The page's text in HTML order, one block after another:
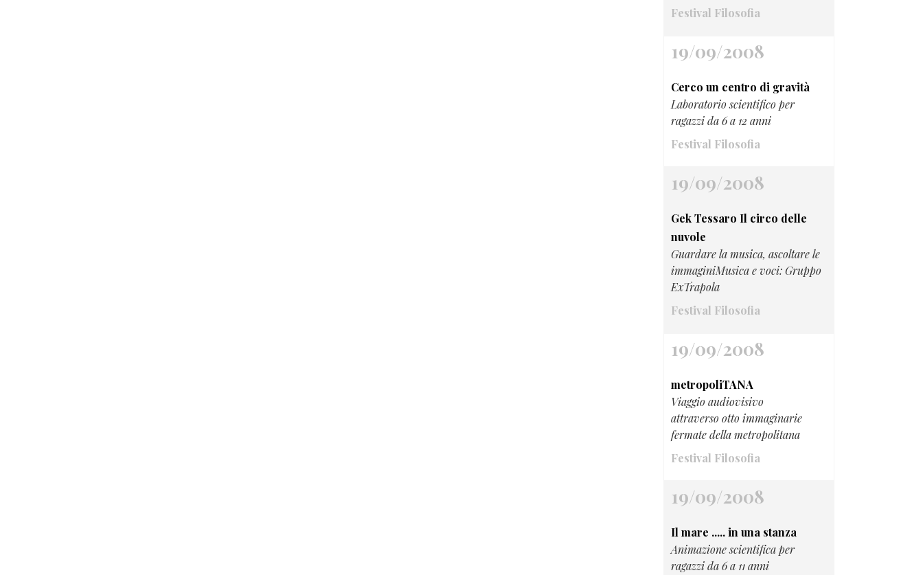
Festival Filosofia
19/09/2008
Cerco un centro di gravità
Laboratorio scientifico per
ragazzi da 6 a 12 anni
Festival Filosofia
19/09/2008
Gek Tessaro Il circo delle
nuvole
Guardare la musica, ascoltare le
immaginiMusica e voci: Gruppo
ExTrapola
Festival Filosofia
19/09/2008
metropoliTANA
Viaggio audiovisivo
attraverso otto immaginarie
fermate della metropolitana
Festival Filosofia
19/09/2008
Il mare ..... in una stanza
Animazione scientifica per
ragazzi da 6 a 11 anni